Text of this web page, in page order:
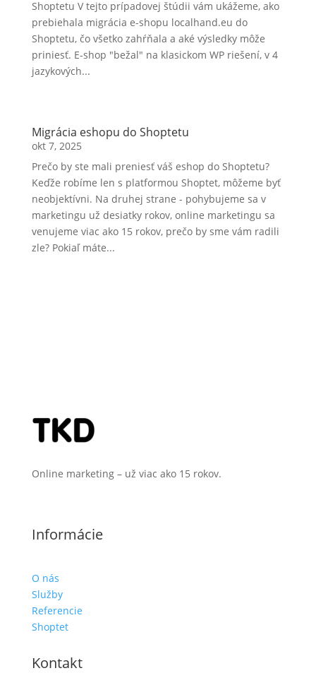
Shoptetu V tejto prípadovej štúdii vám ukážeme, ako
prebiehala migrácia e-shopu localhand.eu do
Shoptetu, čo všetko zahŕňala a aké výsledky môže
priniesť. E-shop "bežal" na klasickom WP riešení, v 4
jazykových...
Migrácia eshopu do Shoptetu
okt 7, 2025
Prečo by ste mali preniesť váš eshop do Shoptetu?
Keďže robíme len s platformou Shoptet, môžeme byť
neobjektívni. Na druhej strane - pohybujeme sa v
marketingu už desiatky rokov, online marketingu sa
venujeme viac ako 15 rokov, prečo by sme vám radili
zle? Pokiaľ máte...
Online marketing – už viac ako 15 rokov.
Informácie
O nás
Služby
Referencie
Shoptet
Kontakt